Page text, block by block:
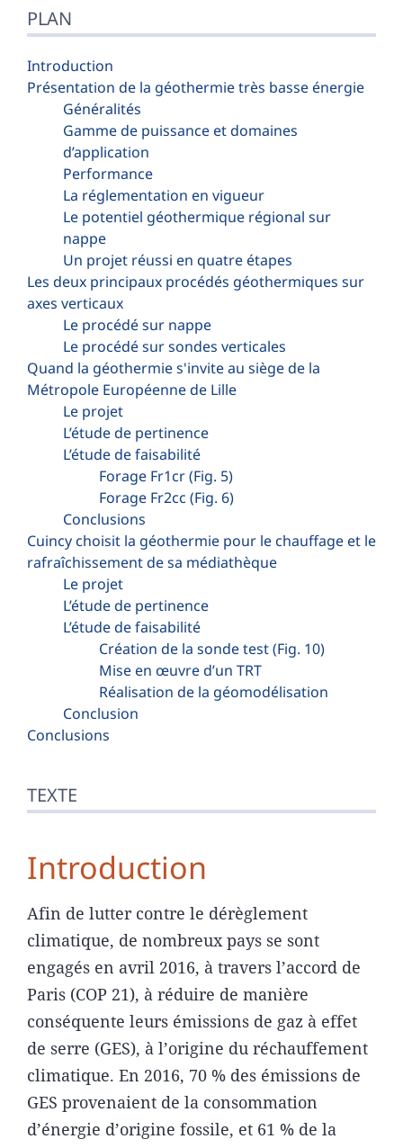
PLAN
Introduction
Présentation de la géothermie très basse énergie
Généralités
Gamme de puissance et domaines
d’application
Performance
La réglementation en vigueur
Le potentiel géothermique régional sur
nappe
Un projet réussi en quatre étapes
Les deux principaux procédés géothermiques sur
axes verticaux
Le procédé sur nappe
Le procédé sur sondes verticales
Quand la géothermie s'invite au siège de la
Métropole Européenne de Lille
Le projet
L’étude de pertinence
L’étude de faisabilité
Forage Fr1cr (Fig. 5)
Forage Fr2cc (Fig. 6)
Conclusions
Cuincy choisit la géothermie pour le chauffage et le
rafraîchissement de sa médiathèque
Le projet
L’étude de pertinence
L’étude de faisabilité
Création de la sonde test (Fig. 10)
Mise en œuvre d’un TRT
Réalisation de la géomodélisation
Conclusion
Conclusions
TEXTE
Introduction
Afin de lutter contre le dérèglement
climatique, de nombreux pays se sont
engagés en avril 2016, à travers l’accord de
Paris (COP 21), à réduire de manière
conséquente leurs émissions de gaz à effet
de serre (GES), à l’origine du réchauffement
climatique. En 2016, 70 % des émissions de
GES provenaient de la consommation
d’énergie d’origine fossile, et 61 % de la